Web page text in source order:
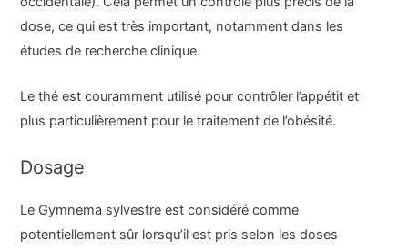
dose, ce qui est très important, notamment dans les
études de recherche clinique.
Le thé est couramment utilisé pour contrôler l’appétit et
plus particulièrement pour le traitement de l’obésité.
Dosage
Le Gymnema sylvestre est considéré comme
potentiellement sûr lorsqu’il est pris selon les doses